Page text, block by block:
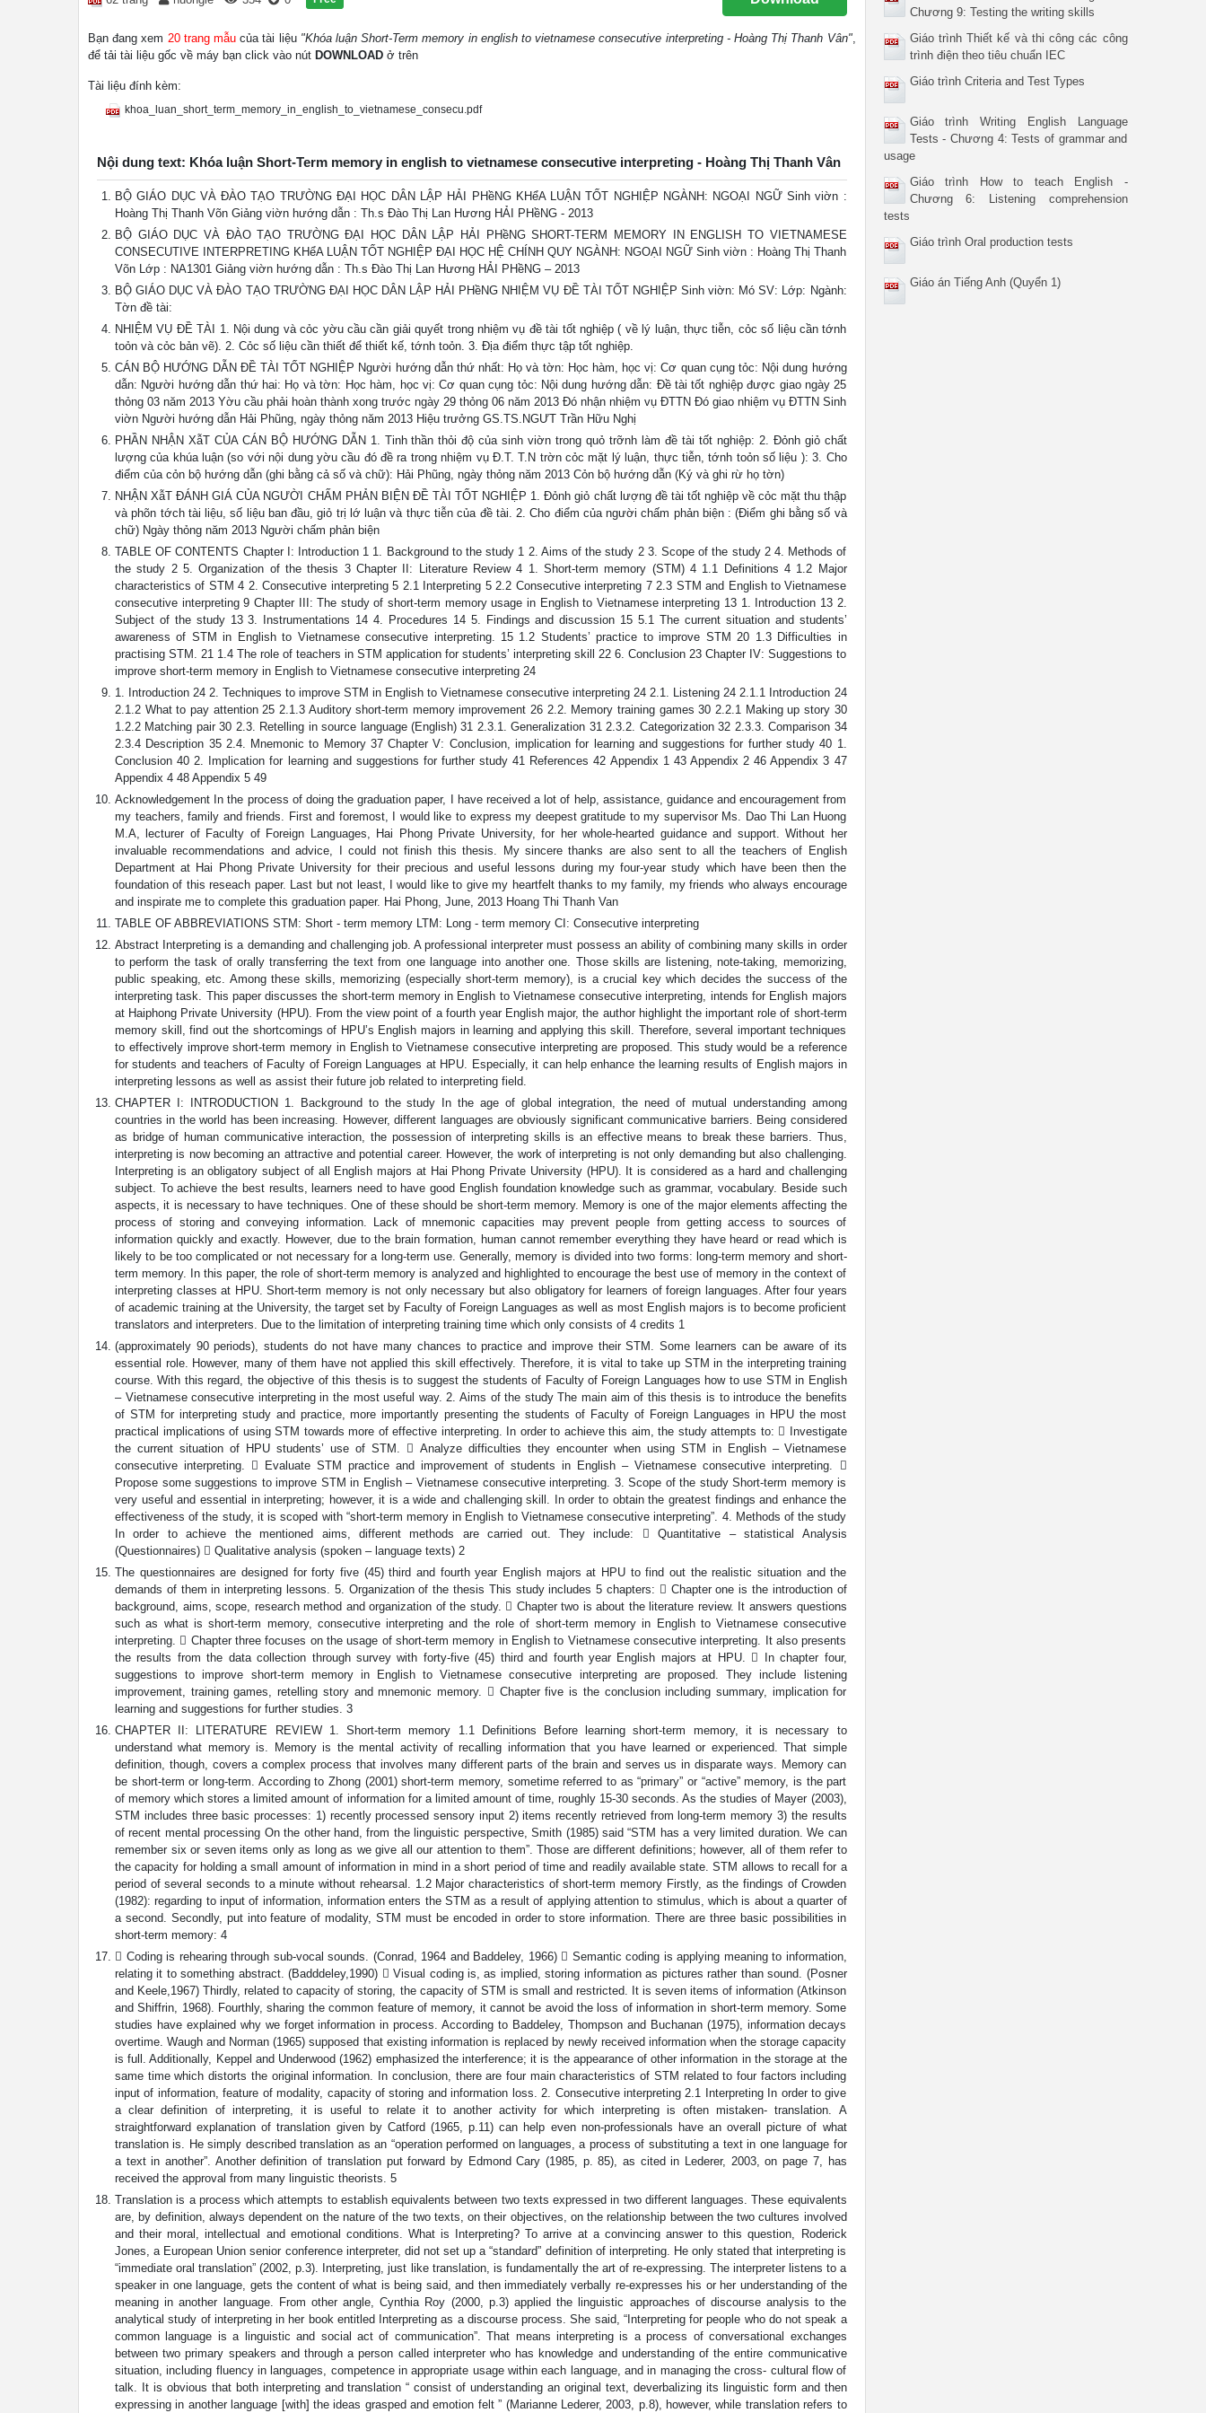
Bạn đang xem 20 trang mẫu của tài liệu "Khóa luận Short-Term memory in english to vietnamese consecutive interpreting - Hoàng Thị Thanh Vân",
để tải tài liệu gốc về máy bạn click vào nút DOWNLOAD ở trên
Tài liệu đính kèm:
khoa_luan_short_term_memory_in_english_to_vietnamese_consecu.pdf
Nội dung text: Khóa luận Short-Term memory in english to vietnamese consecutive interpreting - Hoàng Thị Thanh Vân
BỘ GIÁO DỤC VÀ ĐÀO TẠO TRƯỜNG ĐẠI HỌC DÂN LẬP HẢI PHềNG KHểA LUẬN TỐT NGHIỆP NGÀNH: NGOẠI NGỮ Sinh viờn :
Hoàng Thị Thanh Võn Giảng viờn hướng dẫn : Th.s Đào Thị Lan Hương HẢI PHềNG - 2013
BỘ GIÁO DỤC VÀ ĐÀO TẠO TRƯỜNG ĐẠI HỌC DÂN LẬP HẢI PHềNG SHORT-TERM MEMORY IN ENGLISH TO VIETNAMESE
CONSECUTIVE INTERPRETING KHểA LUẬN TỐT NGHIỆP ĐẠI HỌC HỆ CHÍNH QUY NGÀNH: NGOẠI NGỮ Sinh viờn : Hoàng Thị Thanh
Võn Lớp : NA1301 Giảng viờn hướng dẫn : Th.s Đào Thị Lan Hương HẢI PHềNG – 2013
BỘ GIÁO DỤC VÀ ĐÀO TẠO TRƯỜNG ĐẠI HỌC DÂN LẬP HẢI PHềNG NHIỆM VỤ ĐỀ TÀI TỐT NGHIỆP Sinh viờn: Mó SV: Lớp: Ngành:
Tờn đề tài:
NHIỆM VỤ ĐỀ TÀI 1. Nội dung và cỏc yờu cầu cần giải quyết trong nhiệm vụ đề tài tốt nghiệp ( về lý luận, thực tiễn, cỏc số liệu cần tớnh
toỏn và cỏc bản vẽ). 2. Cỏc số liệu cần thiết để thiết kế, tớnh toỏn. 3. Địa điểm thực tập tốt nghiệp.
CÁN BỘ HƯỚNG DẪN ĐỀ TÀI TỐT NGHIỆP Người hướng dẫn thứ nhất: Họ và tờn: Học hàm, học vị: Cơ quan cụng tỏc: Nội dung hướng
dẫn: Người hướng dẫn thứ hai: Họ và tờn: Học hàm, học vị: Cơ quan cụng tỏc: Nội dung hướng dẫn: Đề tài tốt nghiệp được giao ngày 25
thỏng 03 năm 2013 Yờu cầu phải hoàn thành xong trước ngày 29 thỏng 06 năm 2013 Đó nhận nhiệm vụ ĐTTN Đó giao nhiệm vụ ĐTTN Sinh
viờn Người hướng dẫn Hải Phũng, ngày thỏng năm 2013 Hiệu trưởng GS.TS.NGƯT Trần Hữu Nghị
PHẦN NHẬN XẫT CỦA CÁN BỘ HƯỚNG DẪN 1. Tinh thần thỏi độ của sinh viờn trong quỏ trỡnh làm đề tài tốt nghiệp: 2. Đỏnh giỏ chất
lượng của khúa luận (so với nội dung yờu cầu đó đề ra trong nhiệm vụ Đ.T. T.N trờn cỏc mặt lý luận, thực tiễn, tớnh toỏn số liệu ): 3. Cho
điểm của cỏn bộ hướng dẫn (ghi bằng cả số và chữ): Hải Phũng, ngày thỏng năm 2013 Cỏn bộ hướng dẫn (Ký và ghi rừ họ tờn)
NHẬN XẫT ĐÁNH GIÁ CỦA NGƯỜI CHẤM PHẢN BIỆN ĐỀ TÀI TỐT NGHIỆP 1. Đỏnh giỏ chất lượng đề tài tốt nghiệp về cỏc mặt thu thập
và phõn tớch tài liệu, số liệu ban đầu, giỏ trị lớ luận và thực tiễn của đề tài. 2. Cho điểm của người chấm phản biện : (Điểm ghi bằng số và
chữ) Ngày thỏng năm 2013 Người chấm phản biện
TABLE OF CONTENTS Chapter I: Introduction 1 1. Background to the study 1 2. Aims of the study 2 3. Scope of the study 2 4. Methods of
the study 2 5. Organization of the thesis 3 Chapter II: Literature Review 4 1. Short-term memory (STM) 4 1.1 Definitions 4 1.2 Major
characteristics of STM 4 2. Consecutive interpreting 5 2.1 Interpreting 5 2.2 Consecutive interpreting 7 2.3 STM and English to Vietnamese
consecutive interpreting 9 Chapter III: The study of short-term memory usage in English to Vietnamese interpreting 13 1. Introduction 13 2.
Subject of the study 13 3. Instrumentations 14 4. Procedures 14 5. Findings and discussion 15 5.1 The current situation and students’
awareness of STM in English to Vietnamese consecutive interpreting. 15 1.2 Students’ practice to improve STM 20 1.3 Difficulties in
practising STM. 21 1.4 The role of teachers in STM application for students’ interpreting skill 22 6. Conclusion 23 Chapter IV: Suggestions to
improve short-term memory in English to Vietnamese consecutive interpreting 24
1. Introduction 24 2. Techniques to improve STM in English to Vietnamese consecutive interpreting 24 2.1. Listening 24 2.1.1 Introduction 24
2.1.2 What to pay attention 25 2.1.3 Auditory short-term memory improvement 26 2.2. Memory training games 30 2.2.1 Making up story 30
1.2.2 Matching pair 30 2.3. Retelling in source language (English) 31 2.3.1. Generalization 31 2.3.2. Categorization 32 2.3.3. Comparison 34
2.3.4 Description 35 2.4. Mnemonic to Memory 37 Chapter V: Conclusion, implication for learning and suggestions for further study 40 1.
Conclusion 40 2. Implication for learning and suggestions for further study 41 References 42 Appendix 1 43 Appendix 2 46 Appendix 3 47
Appendix 4 48 Appendix 5 49
Acknowledgement In the process of doing the graduation paper, I have received a lot of help, assistance, guidance and encouragement from
my teachers, family and friends. First and foremost, I would like to express my deepest gratitude to my supervisor Ms. Dao Thi Lan Huong
M.A, lecturer of Faculty of Foreign Languages, Hai Phong Private University, for her whole-hearted guidance and support. Without her
invaluable recommendations and advice, I could not finish this thesis. My sincere thanks are also sent to all the teachers of English
Department at Hai Phong Private University for their precious and useful lessons during my four-year study which have been then the
foundation of this reseach paper. Last but not least, I would like to give my heartfelt thanks to my family, my friends who always encourage
and inspirate me to complete this graduation paper. Hai Phong, June, 2013 Hoang Thi Thanh Van
TABLE OF ABBREVIATIONS STM: Short - term memory LTM: Long - term memory CI: Consecutive interpreting
Abstract Interpreting is a demanding and challenging job. A professional interpreter must possess an ability of combining many skills in order
to perform the task of orally transferring the text from one language into another one. Those skills are listening, note-taking, memorizing,
public speaking, etc. Among these skills, memorizing (especially short-term memory), is a crucial key which decides the success of the
interpreting task. This paper discusses the short-term memory in English to Vietnamese consecutive interpreting, intends for English majors
at Haiphong Private University (HPU). From the view point of a fourth year English major, the author highlight the important role of short-term
memory skill, find out the shortcomings of HPU’s English majors in learning and applying this skill. Therefore, several important techniques
to effectively improve short-term memory in English to Vietnamese consecutive interpreting are proposed. This study would be a reference
for students and teachers of Faculty of Foreign Languages at HPU. Especially, it can help enhance the learning results of English majors in
interpreting lessons as well as assist their future job related to interpreting field.
CHAPTER I: INTRODUCTION 1. Background to the study In the age of global integration, the need of mutual understanding among
countries in the world has been increasing. However, different languages are obviously significant communicative barriers. Being considered
as bridge of human communicative interaction, the possession of interpreting skills is an effective means to break these barriers. Thus,
interpreting is now becoming an attractive and potential career. However, the work of interpreting is not only demanding but also challenging.
Interpreting is an obligatory subject of all English majors at Hai Phong Private University (HPU). It is considered as a hard and challenging
subject. To achieve the best results, learners need to have good English foundation knowledge such as grammar, vocabulary. Beside such
aspects, it is necessary to have techniques. One of these should be short-term memory. Memory is one of the major elements affecting the
process of storing and conveying information. Lack of mnemonic capacities may prevent people from getting access to sources of
information quickly and exactly. However, due to the brain formation, human cannot remember everything they have heard or read which is
likely to be too complicated or not necessary for a long-term use. Generally, memory is divided into two forms: long-term memory and short-
term memory. In this paper, the role of short-term memory is analyzed and highlighted to encourage the best use of memory in the context of
interpreting classes at HPU. Short-term memory is not only necessary but also obligatory for learners of foreign languages. After four years
of academic training at the University, the target set by Faculty of Foreign Languages as well as most English majors is to become proficient
translators and interpreters. Due to the limitation of interpreting training time which only consists of 4 credits 1
(approximately 90 periods), students do not have many chances to practice and improve their STM. Some learners can be aware of its
essential role. However, many of them have not applied this skill effectively. Therefore, it is vital to take up STM in the interpreting training
course. With this regard, the objective of this thesis is to suggest the students of Faculty of Foreign Languages how to use STM in English
– Vietnamese consecutive interpreting in the most useful way. 2. Aims of the study The main aim of this thesis is to introduce the benefits
of STM for interpreting study and practice, more importantly presenting the students of Faculty of Foreign Languages in HPU the most
practical implications of using STM towards more of effective interpreting. In order to achieve this aim, the study attempts to:  Investigate
the current situation of HPU students’ use of STM.  Analyze difficulties they encounter when using STM in English – Vietnamese
consecutive interpreting.  Evaluate STM practice and improvement of students in English – Vietnamese consecutive interpreting. 
Propose some suggestions to improve STM in English – Vietnamese consecutive interpreting. 3. Scope of the study Short-term memory is
very useful and essential in interpreting; however, it is a wide and challenging skill. In order to obtain the greatest findings and enhance the
effectiveness of the study, it is scoped with “short-term memory in English to Vietnamese consecutive interpreting”. 4. Methods of the study
In order to achieve the mentioned aims, different methods are carried out. They include:  Quantitative – statistical Analysis
(Questionnaires)  Qualitative analysis (spoken – language texts) 2
The questionnaires are designed for forty five (45) third and fourth year English majors at HPU to find out the realistic situation and the
demands of them in interpreting lessons. 5. Organization of the thesis This study includes 5 chapters:  Chapter one is the introduction of
background, aims, scope, research method and organization of the study.  Chapter two is about the literature review. It answers questions
such as what is short-term memory, consecutive interpreting and the role of short-term memory in English to Vietnamese consecutive
interpreting.  Chapter three focuses on the usage of short-term memory in English to Vietnamese consecutive interpreting. It also presents
the results from the data collection through survey with forty-five (45) third and fourth year English majors at HPU.  In chapter four,
suggestions to improve short-term memory in English to Vietnamese consecutive interpreting are proposed. They include listening
improvement, training games, retelling story and mnemonic memory.  Chapter five is the conclusion including summary, implication for
learning and suggestions for further studies. 3
CHAPTER II: LITERATURE REVIEW 1. Short-term memory 1.1 Definitions Before learning short-term memory, it is necessary to
understand what memory is. Memory is the mental activity of recalling information that you have learned or experienced. That simple
definition, though, covers a complex process that involves many different parts of the brain and serves us in disparate ways. Memory can
be short-term or long-term. According to Zhong (2001) short-term memory, sometime referred to as “primary” or “active” memory, is the part
of memory which stores a limited amount of information for a limited amount of time, roughly 15-30 seconds. As the studies of Mayer (2003),
STM includes three basic processes: 1) recently processed sensory input 2) items recently retrieved from long-term memory 3) the results
of recent mental processing On the other hand, from the linguistic perspective, Smith (1985) said “STM has a very limited duration. We can
remember six or seven items only as long as we give all our attention to them”. Those are different definitions; however, all of them refer to
the capacity for holding a small amount of information in mind in a short period of time and readily available state. STM allows to recall for a
period of several seconds to a minute without rehearsal. 1.2 Major characteristics of short-term memory Firstly, as the findings of Crowden
(1982): regarding to input of information, information enters the STM as a result of applying attention to stimulus, which is about a quarter of
a second. Secondly, put into feature of modality, STM must be encoded in order to store information. There are three basic possibilities in
short-term memory: 4
 Coding is rehearing through sub-vocal sounds. (Conrad, 1964 and Baddeley, 1966)  Semantic coding is applying meaning to information,
relating it to something abstract. (Badddeley,1990)  Visual coding is, as implied, storing information as pictures rather than sound. (Posner
and Keele,1967) Thirdly, related to capacity of storing, the capacity of STM is small and restricted. It is seven items of information (Atkinson
and Shiffrin, 1968). Fourthly, sharing the common feature of memory, it cannot be avoid the loss of information in short-term memory. Some
studies have explained why we forget information in process. According to Baddeley, Thompson and Buchanan (1975), information decays
overtime. Waugh and Norman (1965) supposed that existing information is replaced by newly received information when the storage capacity
is full. Additionally, Keppel and Underwood (1962) emphasized the interference; it is the appearance of other information in the storage at the
same time which distorts the original information. In conclusion, there are four main characteristics of STM related to four factors including
input of information, feature of modality, capacity of storing and information loss. 2. Consecutive interpreting 2.1 Interpreting In order to give
a clear definition of interpreting, it is useful to relate it to another activity for which interpreting is often mistaken- translation. A
straightforward explanation of translation given by Catford (1965, p.11) can help even non-professionals have an overall picture of what
translation is. He simply described translation as an “operation performed on languages, a process of substituting a text in one language for
a text in another”. Another definition of translation put forward by Edmond Cary (1985, p. 85), as cited in Lederer, 2003, on page 7, has
received the approval from many linguistic theorists. 5
Translation is a process which attempts to establish equivalents between two texts expressed in two different languages. These equivalents
are, by definition, always dependent on the nature of the two texts, on their objectives, on the relationship between the two cultures involved
and their moral, intellectual and emotional conditions. What is Interpreting? To arrive at a convincing answer to this question, Roderick
Jones, a European Union senior conference interpreter, did not set up a “standard” definition of interpreting. He only stated that interpreting is
“immediate oral translation” (2002, p.3). Interpreting, just like translation, is fundamentally the art of re-expressing. The interpreter listens to a
speaker in one language, gets the content of what is being said, and then immediately verbally re-expresses his or her understanding of the
meaning in another language. From other angle, Cynthia Roy (2000, p.3) applied the linguistic approaches of discourse analysis to the
analytical study of interpreting in her book entitled Interpreting as a discourse process. She said, “Interpreting for people who do not speak a
common language is a linguistic and social act of communication”. That means interpreting is a process of conversational exchanges
between two primary speakers and through a person called interpreter who has knowledge and understanding of the entire communicative
situation, including fluency in languages, competence in appropriate usage within each language, and in managing the cross- cultural flow of
talk. It is obvious that both interpreting and translation “ consist of understanding an original text, deverbalizing its linguistic form and then
expressing in another language [with] the ideas grasped and emotion felt ” (Marianne Lederer, 2003, p.8), however, while translation refers to
Chương 9: Testing the writing skills
Giáo trình Thiết kế và thi công các công
trình điện theo tiêu chuẩn IEC
Giáo trình Criteria and Test Types
Giáo trình Writing English Language
Tests - Chương 4: Tests of grammar and
usage
Giáo trình How to teach English -
Chương 6: Listening comprehension
tests
Giáo trình Oral production tests
Giáo án Tiếng Anh (Quyển 1)